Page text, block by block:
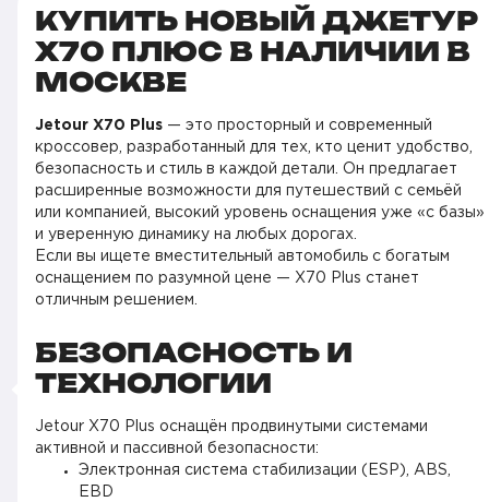
КУПИТЬ НОВЫЙ ДЖЕТУР
X70 ПЛЮС В НАЛИЧИИ В
МОСКВЕ
Jetour X70 Plus — это просторный и современный
кроссовер, разработанный для тех, кто ценит удобство,
безопасность и стиль в каждой детали. Он предлагает
расширенные возможности для путешествий с семьёй
или компанией, высокий уровень оснащения уже «с базы»
и уверенную динамику на любых дорогах.
Если вы ищете вместительный автомобиль с богатым
оснащением по разумной цене — X70 Plus станет
отличным решением.
БЕЗОПАСНОСТЬ И
ТЕХНОЛОГИИ
Jetour X70 Plus оснащён продвинутыми системами
активной и пассивной безопасности:
Электронная система стабилизации (ESP), ABS,
EBD